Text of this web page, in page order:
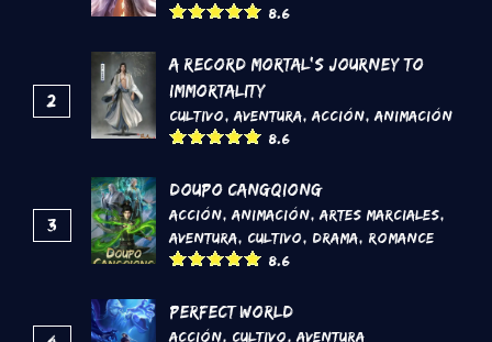
8.6
2
A Record Mortal's Journey To
Immortality
Cultivo,Aventura,Acción,Animación
8.6
3
DouPo Cangqiong
Acción,Animación,Artes marciales,
Aventura, Cultivo, Drama, Romance
8.6
Perfect World
Acción, Cultivo,Aventura